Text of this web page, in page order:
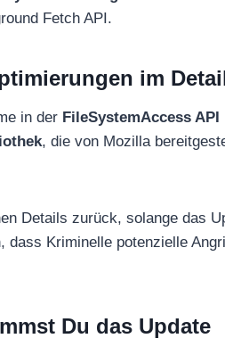
Fetch API.
im
in der FileSystemAccess API
, die von Mozilla
Details zurück, solange das
Kriminelle potenzielle
Du das Update